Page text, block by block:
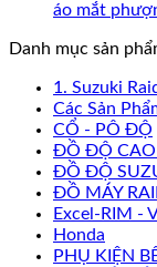
áo mắt
Danh mục sản
1. Suzuki
Các Sản
CỔ - PÔ ĐỘ
ĐỒ ĐỘ CAO
ĐỒ ĐỘ
ĐỒ MÁY
Excel-RIM -
Honda
PHỤ KIỆN